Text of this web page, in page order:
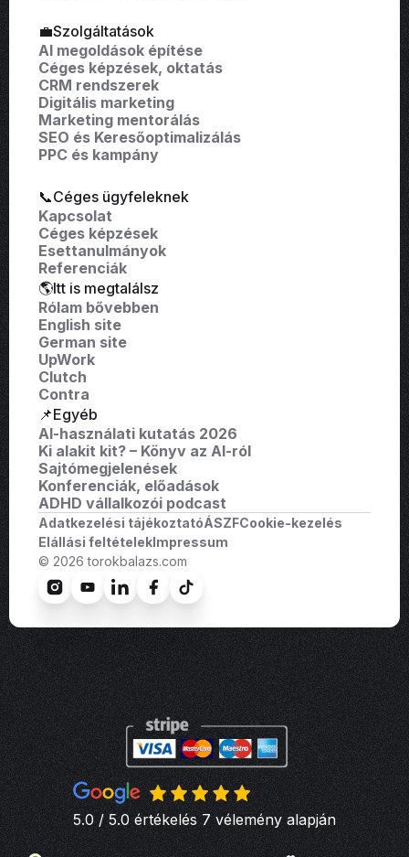
💼Szolgáltatások
AI megoldások építése
Céges képzések, oktatás
CRM rendszerek
Digitális marketing
Marketing mentorálás
SEO és Keresőoptimalizálás
PPC és kampány
📞Céges ügyfeleknek
Kapcsolat
Céges képzések
Esettanulmányok
Referenciák
🌎Itt is megtalálsz
Rólam bővebben
English site
German site
UpWork
Clutch
Contra
📌Egyéb
AI-használati kutatás 2026
Ki alakit kit? – Könyv az AI-ról
Sajtómegjelenések
Konferenciák, előadások
ADHD vállalkozói podcast
Adatkezelési tájékoztatóÁSZFCookie-kezelés
Elállási feltételekImpressum
© 2026 torokbalazs.com
5.0 / 5.0 értékelés 7 vélemény alapján